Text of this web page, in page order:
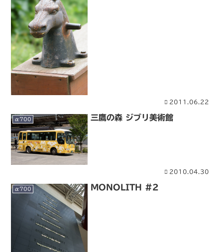
2011.06.22
α700 三鷹の森 ジブリ美術館
2010.04.30
α700 MONOLITH #2